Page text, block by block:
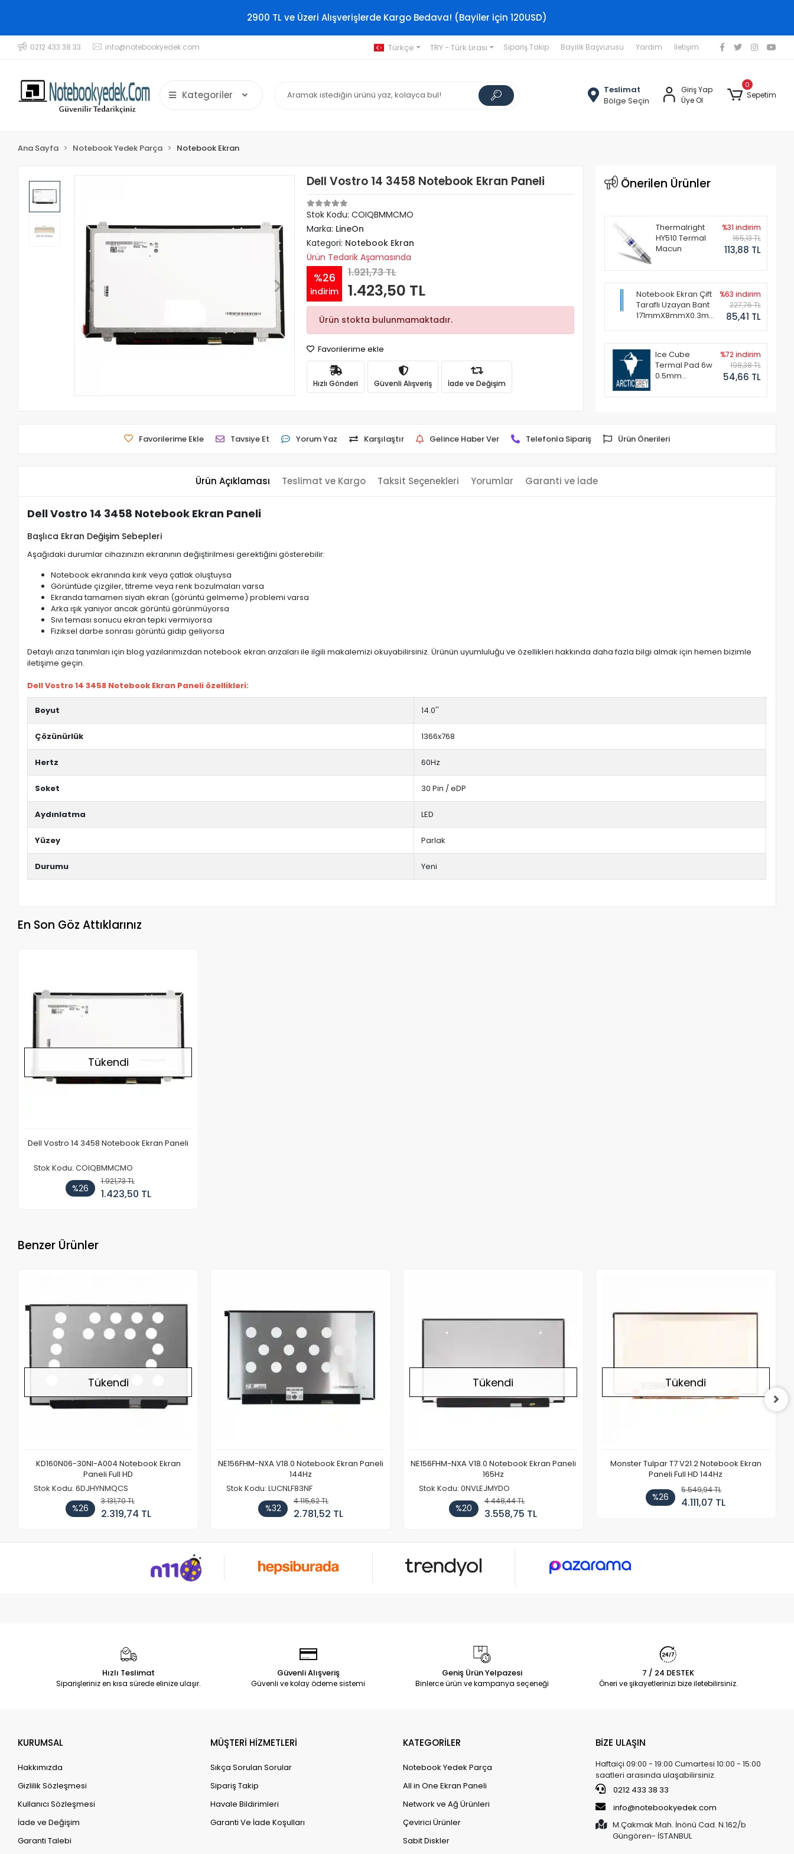
2900 TL ve Üzeri Alışverişlerde Kargo Bedava! (Bayiler için 120USD)
0212 433 38 33 info@notebookyedek.com Türkçe TRY - Türk Lirası Sipariş Takip Bayilik Başvurusu Yardım İletişim
Kategoriler
Teslimat
Bölge Seçin
Giriş Yap
Üye Ol
0
Sepetim
Ana Sayfa Notebook Yedek Parça Notebook Ekran
Dell Vostro 14 3458 Notebook Ekran Paneli
Stok Kodu: COIQBMMCMO
Marka: LineOn
Kategori: Notebook Ekran
Ürün Tedarik Aşamasında
%26
indirim
1.921,73 TL
1.423,50 TL
Ürün stokta bulunmamaktadır.
Favorilerime ekle
Hızlı Gönderi Güvenli Alışveriş İade ve Değişim
Önerilen Ürünler
Thermalright
HY510 Termal
Macun
%31 indirim
165,13 TL
113,88 TL
Notebook Ekran Çift
Taraflı Uzayan Bant
171mmX8mmX0.3mm
%63 indirim
227,76 TL
85,41 TL
Ice Cube
Termal Pad 6w
0.5mm
%72 indirim
198,38 TL
54,66 TL
Favorilerime Ekle Tavsiye Et Yorum Yaz Karşılaştır Gelince Haber Ver Telefonla Sipariş Ürün Önerileri
Ürün Açıklaması Teslimat ve Kargo Taksit Seçenekleri Yorumlar Garanti ve İade
Dell Vostro 14 3458 Notebook Ekran Paneli
Başlıca Ekran Değişim Sebepleri
Aşağıdaki durumlar cihazınızın ekranının değiştirilmesi gerektiğini gösterebilir:
Notebook ekranında kırık veya çatlak oluştuysa
Görüntüde çizgiler, titreme veya renk bozulmaları varsa
Ekranda tamamen siyah ekran (görüntü gelmeme) problemi varsa
Arka ışık yanıyor ancak görüntü görünmüyorsa
Sıvı teması sonucu ekran tepki vermiyorsa
Fiziksel darbe sonrası görüntü gidip geliyorsa
Detaylı arıza tanımları için blog yazılarımızdan notebook ekran arızaları ile ilgili makalemizi okuyabilirsiniz. Ürünün uyumluluğu ve özellikleri hakkında daha fazla bilgi almak için hemen bizimle
iletişime geçin.
Dell Vostro 14 3458 Notebook Ekran Paneli özellikleri:
Boyut 14.0''
Çözünürlük 1366x768
Hertz 60Hz
Soket 30 Pin / eDP
Aydınlatma LED
Yüzey Parlak
Durumu Yeni
En Son Göz Attıklarınız
Tükendi
Dell Vostro 14 3458 Notebook Ekran Paneli
Stok Kodu: COIQBMMCMO
%26
1.921,73 TL
1.423,50 TL
Benzer Ürünler
Tükendi
KD160N06-30NI-A004 Notebook Ekran
Paneli Full HD
Stok Kodu: 6DJHYNMQCS
%26
3.131,70 TL
2.319,74 TL
NE156FHM-NXA V18.0 Notebook Ekran Paneli
144Hz
Stok Kodu: LUCNLF83NF
%32
4.115,62 TL
2.781,52 TL
Tükendi
NE156FHM-NXA V18.0 Notebook Ekran Paneli
165Hz
Stok Kodu: 0NVLEJMYDO
%20
4.448,44 TL
3.558,75 TL
Tükendi
Monster Tulpar T7 V21.2 Notebook Ekran
Paneli Full HD 144Hz
%26
5.549,94 TL
4.111,07 TL
Hızlı Teslimat
Siparişleriniz en kısa sürede elinize ulaşır.
Güvenli Alışveriş
Güvenli ve kolay ödeme sistemi
Geniş Ürün Yelpazesi
Binlerce ürün ve kampanya seçeneği
7 / 24 DESTEK
Öneri ve şikayetlerinizi bize iletebilirsiniz.
KURUMSAL
Hakkımızda
Gizlilik Sözleşmesi
Kullanıcı Sözleşmesi
İade ve Değişim
Garanti Talebi
MÜŞTERİ HİZMETLERİ
Sıkça Sorulan Sorular
Sipariş Takip
Havale Bildirimleri
Garanti Ve İade Koşulları
KATEGORİLER
Notebook Yedek Parça
All in One Ekran Paneli
Network ve Ağ Ürünleri
Çevirici Ürünler
Sabit Diskler
BİZE ULAŞIN
Haftaiçi 09:00 - 19:00 Cumartesi 10:00 - 15:00
saatleri arasında ulaşabilirsiniz.
0212 433 38 33
info@notebookyedek.com
M.Çakmak Mah. İnönü Cad. N.162/b
Güngören- İSTANBUL